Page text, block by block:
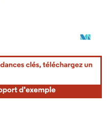
nécessite une attribution sous CC BY